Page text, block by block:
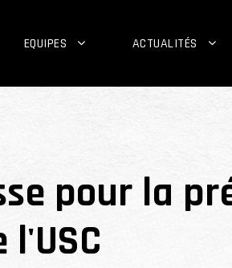
EQUIPES ACTUALITÉS
pour la